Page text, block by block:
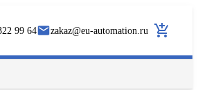
99 64 zakaz@eu-automation.ru